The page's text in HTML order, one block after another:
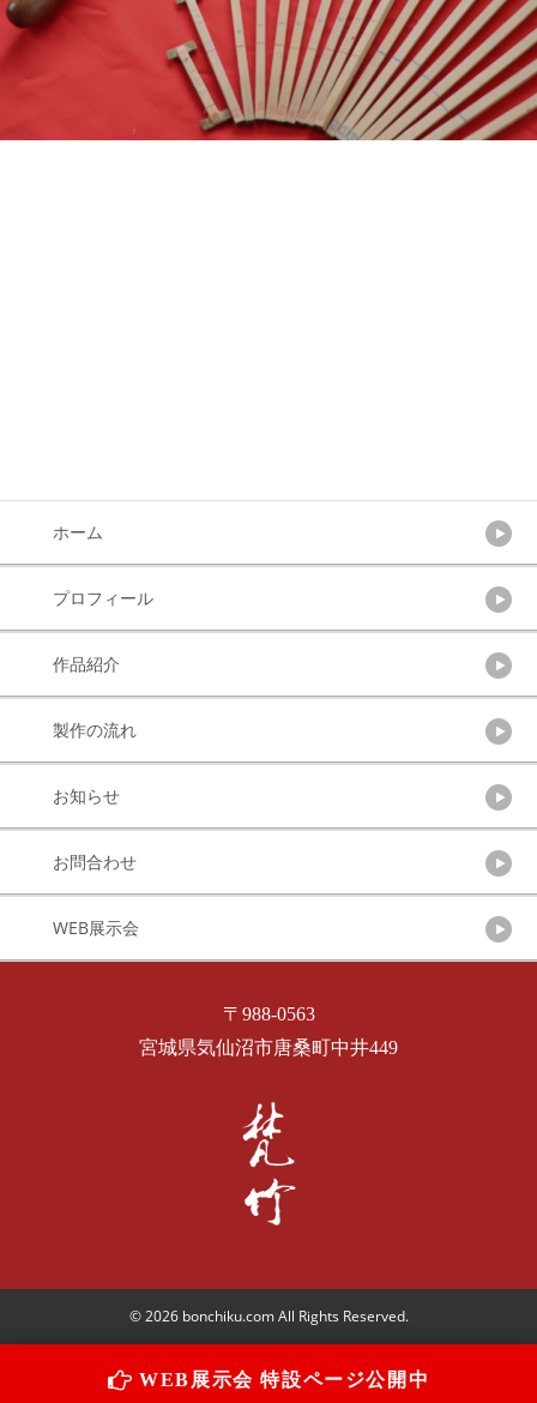
WEB展示会 特設ページ公開中
ホーム
プロフィール
作品紹介
製作の流れ
お知らせ
お問合わせ
WEB展示会
〒988-0563
宮城県気仙沼市唐桑町中井449
© 2026 bonchiku.com All Rights Reserved.